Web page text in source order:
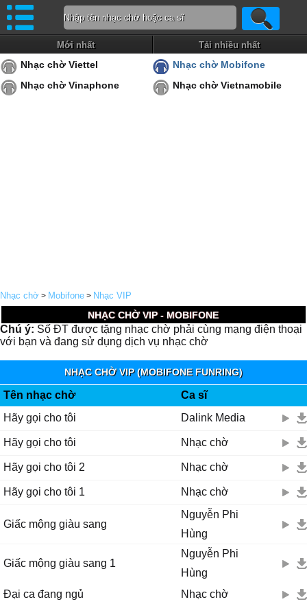
Mới nhất Tải nhiều nhất
Nhạc chờ Viettel
Nhạc chờ Mobifone
Nhạc chờ Vinaphone
Nhạc chờ Vietnamobile
Nhạc chờ > Mobifone > Nhạc VIP
NHẠC CHỜ VIP - MOBIFONE
Chú ý: Số ĐT được tặng nhạc chờ phải cùng mạng điện thoại
với bạn và đang sử dụng dịch vụ nhạc chờ
NHẠC CHỜ VIP (MOBIFONE FUNRING)
Tên nhạc chờ
Ca sĩ
Hãy gọi cho tôi
Dalink Media
Hãy gọi cho tôi Nhạc chờ
Hãy gọi cho tôi 2 Nhạc chờ
Hãy gọi cho tôi 1 Nhạc chờ
Giấc mộng giàu sang
Nguyễn Phi
Hùng
Giấc mộng giàu sang 1
Nguyễn Phi
Hùng
Đại ca đang ngủ
Nhạc chờ